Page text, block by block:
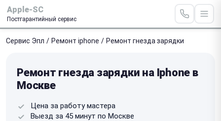
Apple-SC
Постгарантийный сервис
Сервис Эпл / Ремонт iphone / Ремонт гнезда зарядки
Ремонт гнезда зарядки на Iphone в
Москве
Цена за работу мастера
Выезд за 45 минут по Москве